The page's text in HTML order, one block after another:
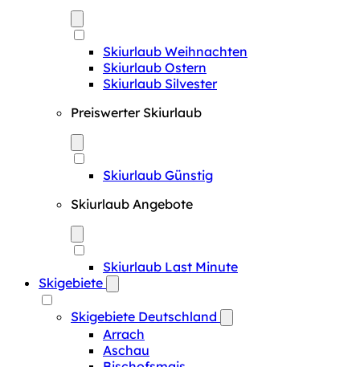
Skiurlaub Weihnachten
Skiurlaub Ostern
Skiurlaub Silvester
Preiswerter Skiurlaub
Skiurlaub Günstig
Skiurlaub Angebote
Skiurlaub Last Minute
Skigebiete
Skigebiete Deutschland
Arrach
Aschau